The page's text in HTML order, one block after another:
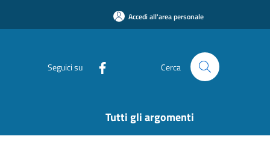
Accedi all'area personale
Seguici su Cerca
Tutti gli argomenti